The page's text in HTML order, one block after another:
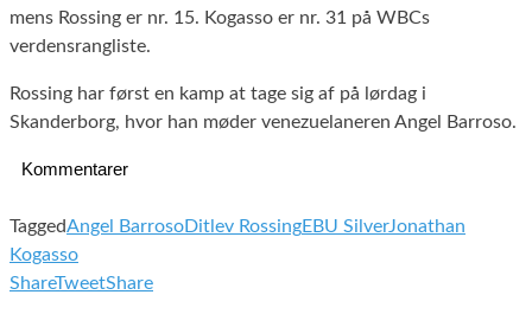
mens Rossing er nr. 15. Kogasso er nr. 31 på WBCs
verdensrangliste.
Rossing har først en kamp at tage sig af på lørdag i
Skanderborg, hvor han møder venezuelaneren Angel Barroso.
Kommentarer
TaggedAngel BarrosoDitlev RossingEBU SilverJonathan
Kogasso
ShareTweetShare